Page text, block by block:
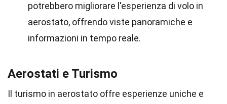
potrebbero migliorare l'esperienza di volo in
aerostato, offrendo viste panoramiche e
informazioni in tempo reale.
Aerostati e Turismo
Il turismo in aerostato offre esperienze uniche e